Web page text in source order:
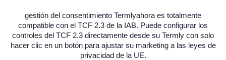
gestión del consentimiento Termlyahora es totalmente
compatible con el TCF 2.3 de la IAB. Puede configurar los
controles del TCF 2.3 directamente desde su Termly con solo
hacer clic en un botón para ajustar su marketing a las leyes de
privacidad de la UE.